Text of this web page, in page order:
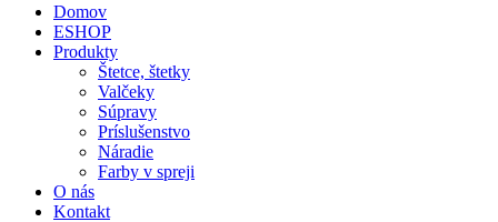
Domov
ESHOP
Produkty
Štetce, štetky
Valčeky
Súpravy
Príslušenstvo
Náradie
Farby v spreji
O nás
Kontakt